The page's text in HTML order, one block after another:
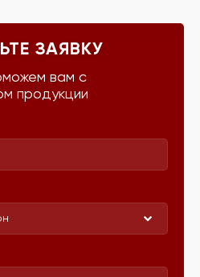
ЗАЯВКУ
вам с
продукции